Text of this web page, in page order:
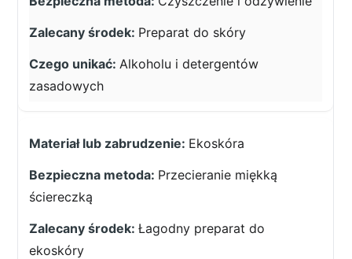
Preparat do skóry
Alkoholu i detergentów
zasadowych
Ekoskóra
Przecieranie miękką
ściereczką
Łagodny preparat do
ekoskóry